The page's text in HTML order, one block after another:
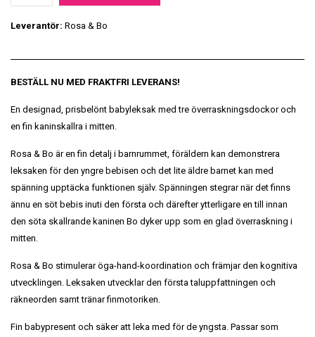
Leverantör: Rosa & Bo
BESTÄLL NU MED FRAKTFRI LEVERANS!
En designad, prisbelönt babyleksak med tre överraskningsdockor och
en fin kaninskallra i mitten.
Rosa & Bo är en fin detalj i barnrummet, föräldern kan demonstrera
leksaken för den yngre bebisen och det lite äldre barnet kan med
spänning upptäcka funktionen själv. Spänningen stegrar när det finns
ännu en söt bebis inuti den första och därefter ytterligare en till innan
den söta skallrande kaninen Bo dyker upp som en glad överraskning i
mitten.
Rosa & Bo stimulerar öga-hand-koordination och främjar den kognitiva
utvecklingen. Leksaken utvecklar den första taluppfattningen och
räkneorden samt tränar finmotoriken.
Fin babypresent och säker att leka med för de yngsta. Passar som